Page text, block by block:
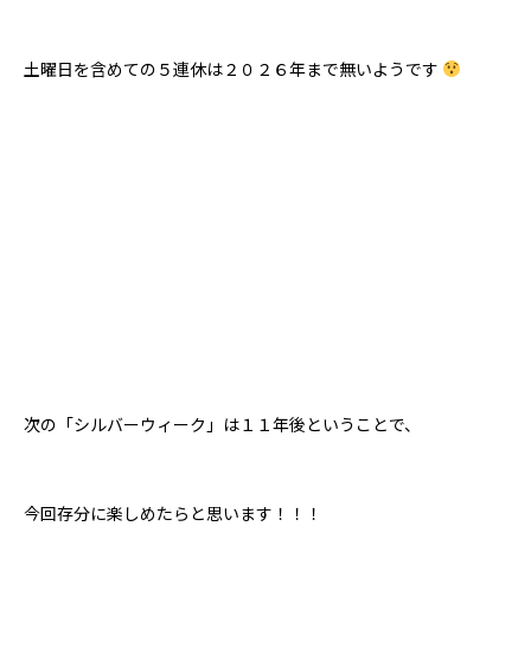
土曜日を含めての５連休は２０２６年まで無いようです
次の「シルバーウィーク」は１１年後ということで、
今回存分に楽しめたらと思います！！！